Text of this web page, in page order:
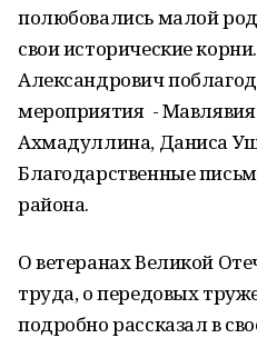
полюбовались малой
свои исторические
Александрович
мероприятия -
Ахмадуллина, Даниса
Благодарственные
района.
О ветеранах Великой
труда, о передовых
подробно рассказал в